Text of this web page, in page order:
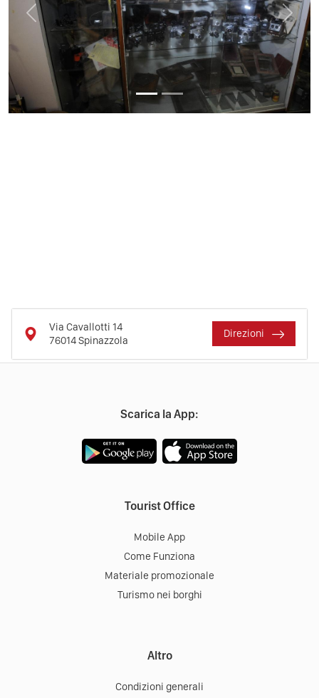
Previous Next
Via Cavallotti 14
76014Spinazzola
Direzioni
Scarica la App:
Tourist Office
Mobile App
Come Funziona
Materiale promozionale
Turismo nei borghi
Altro
Condizioni generali